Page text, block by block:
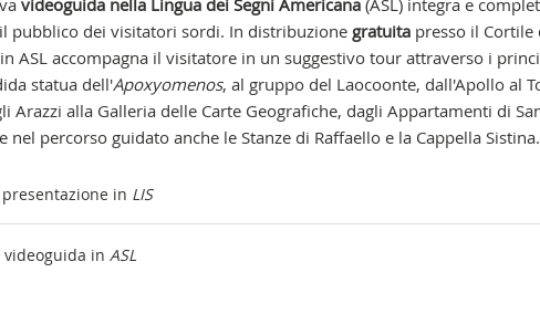
videoguida nella Lingua dei Segni Americana(ASL) integra e
pubblico dei visitatori sordi. In distribuzione gratuitapresso il Cortile
ASL accompagna il visitatore in un suggestivo tour attraverso i
statua dell'Apoxyomenos, al gruppo del Laocoonte, dall'Apollo al
Arazzi alla Galleria delle Carte Geografiche, dagli Appartamenti di
nel percorso guidato anche le Stanze di Raffaello e la Cappella Sistina.
in LIS
videoguida in ASL